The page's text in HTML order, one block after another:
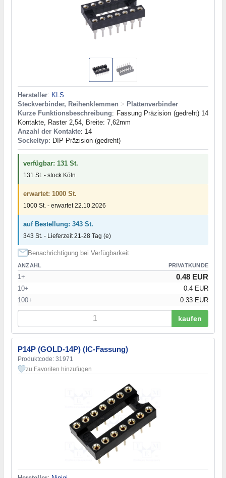
Hersteller: KLS
Steckverbinder, Reihenklemmen > Plattenverbinder
Kurze Funktionsbeschreibung: Fassung Präzision (gedreht) 14
Kontakte, Raster 2,54, Breite: 7,62mm
Anzahl der Kontakte: 14
Sockeltyp: DIP Präzision (gedreht)
verfügbar: 131 St.
131 St. - stock Köln
erwartet: 1000 St.
1000 St. - erwartet 22.10.2026
auf Bestellung: 343 St.
343 St. - Lieferzeit 21-28 Tag (e)
Benachrichtigung bei Verfügbarkeit
ANZAHL PRIVATKUNDE
1+ 0.48 EUR
10+
0.4 EUR
100+
0.33 EUR
kaufen
P14P (GOLD-14P) (IC-Fassung)
Produktcode: 31971
zu Favoriten hinzufügen